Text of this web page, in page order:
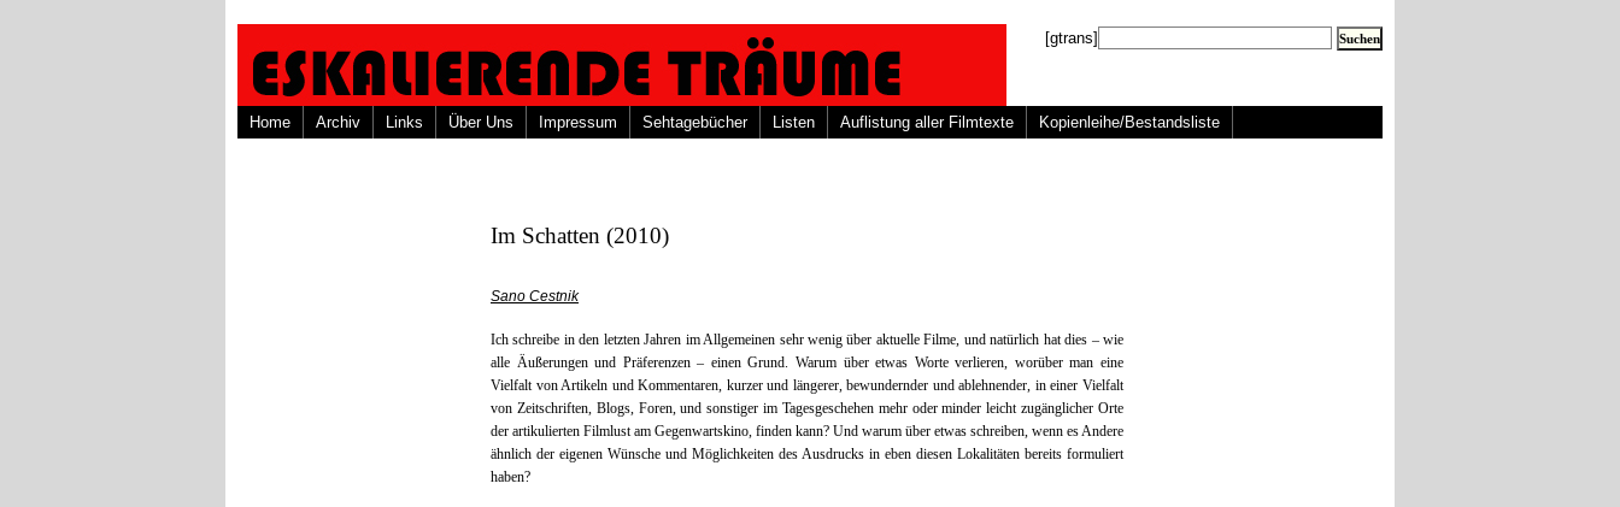
[gtrans]
Home Archiv Links Über Uns Impressum Sehtagebücher Listen Auflistung aller Filmtexte Kopienleihe/Bestandsliste
Im Schatten (2010)
Sano Cestnik
Ich schreibe in den letzten Jahren im Allgemeinen sehr wenig über aktuelle Filme, und natürlich hat dies – wie
alle Äußerungen und Präferenzen – einen Grund. Warum über etwas Worte verlieren, worüber man eine
Vielfalt von Artikeln und Kommentaren, kurzer und längerer, bewundernder und ablehnender, in einer Vielfalt
von Zeitschriften, Blogs, Foren, und sonstiger im Tagesgeschehen mehr oder minder leicht zugänglicher Orte
der artikulierten Filmlust am Gegenwartskino, finden kann? Und warum über etwas schreiben, wenn es Andere
ähnlich der eigenen Wünsche und Möglichkeiten des Ausdrucks in eben diesen Lokalitäten bereits formuliert
haben?